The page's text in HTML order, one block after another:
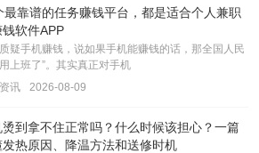
最靠谱的任务赚钱平台，都是适合个人兼职
钱软件APP
疑手机赚钱，说如果手机能赚钱的话，那全国人民
上班了”。其实真正对手机
讯
2026-08-09
烫到拿不住正常吗？什么时候该担心？一篇
发热原因、降温方法和送修时机